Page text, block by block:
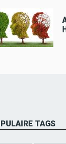
TAGS